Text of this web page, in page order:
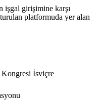
işgal girişimine karşı
platformuda yer alan
İsviçre